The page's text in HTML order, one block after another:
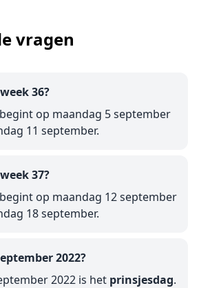
vragen
36?
op maandag 5 september
11 september.
37?
op maandag 12 september
18 september.
2022?
2022 is het prinsjesdag.